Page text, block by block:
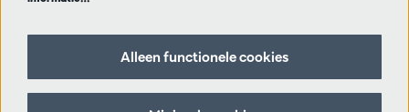
Volg ons
Alleen functionele cookies